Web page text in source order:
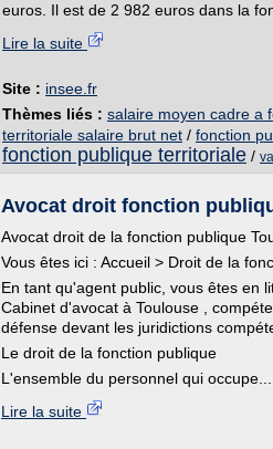
euros. Il est de 2 982 euros dans la
Lire la suite
Site : insee.fr
Thèmes liés : salaire moyen cadre a
territoriale salaire brut net / fonction
fonction publique territoriale /
Avocat droit fonction
Avocat droit de la fonction publique
Vous êtes ici : Accueil > Droit de la
En tant qu'agent public, vous êtes en
Cabinet d'avocat à Toulouse ,
défense devant les juridictions
Le droit de la fonction publique
L'ensemble du personnel qui occupe...
Lire la suite